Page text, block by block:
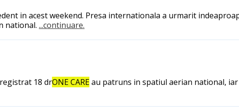
in acest weekend. Presa internationala a urmarit
national. ...continuare.
18 drONE CAREau patruns in spatiul aerian national,